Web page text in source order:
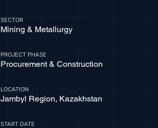
SECTOR
Mining & Metallurgy
PROJECT PHASE
Procurement & Construction
LOCATION
Jambyl Region, Kazakhstan
START DATE